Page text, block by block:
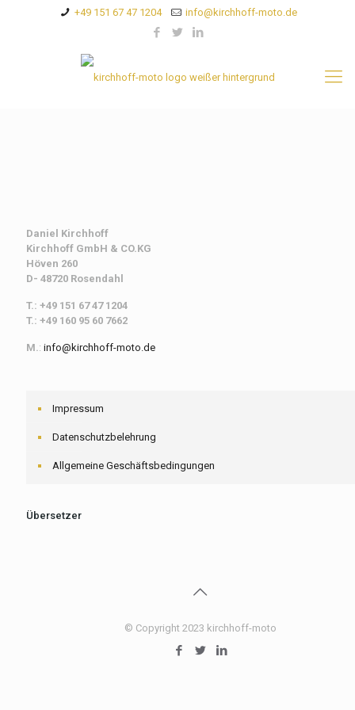
+49 151 67 47 1204 info@kirchhoff-moto.de
Daniel Kirchhoff
Kirchhoff GmbH & CO.KG
Höven 260
D- 48720 Rosendahl
T.: +49 151 67 47 1204
T.: +49 160 95 60 7662
M.: info@kirchhoff-moto.de
Impressum
Datenschutzbelehrung
Allgemeine Geschäftsbedingungen
Übersetzer
© Copyright 2023 kirchhoff-moto